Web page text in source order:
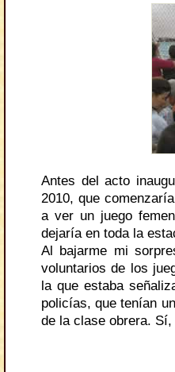
Antes del acto
2010, que
a ver un juego
dejaría en toda la
Al bajarme mi
voluntarios de los
la que estaba
policías, que tenían
de la clase obrera.